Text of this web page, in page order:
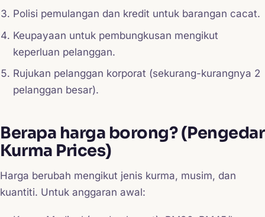
Polisi pemulangan dan kredit untuk barangan cacat.
Keupayaan untuk pembungkusan mengikut
keperluan pelanggan.
Rujukan pelanggan korporat (sekurang-kurangnya 2
pelanggan besar).
Berapa harga borong? (Pengedar
Kurma Prices)
Harga berubah mengikut jenis kurma, musim, dan
kuantiti. Untuk anggaran awal: